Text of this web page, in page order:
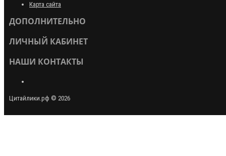
Карта сайта
ДОПОЛНИТЕЛЬНО
ЛИЧНЫЙ КАБИНЕТ
НАШИ КОНТАКТЫ
Цитайлики.рф © 2026